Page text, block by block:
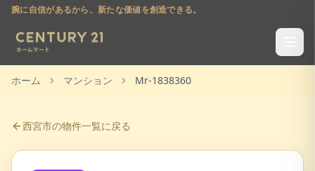
腕に自信があるから、新たな価値を創造できる。
ホーム マンション Mr-1838360
西宮市の物件一覧に戻る